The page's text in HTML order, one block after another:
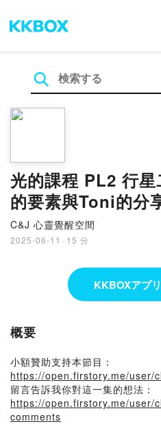
光的課程 PL2 行
的要素與Toni的分
C&J 心靈覺醒空間
2025-06-11 · 15 分
KKBOXアプ
概要
小額贊助支持本節目：
https://open.firstory.me/user/
留言告訴我你對這一集的想法：
https://open.firstory.me/user/
comments